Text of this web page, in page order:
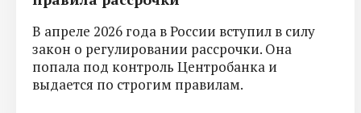
В апреле 2026 года в России вступил в силу
закон о регулировании рассрочки. Она
попала под контроль Центробанка и
выдается по строгим правилам.